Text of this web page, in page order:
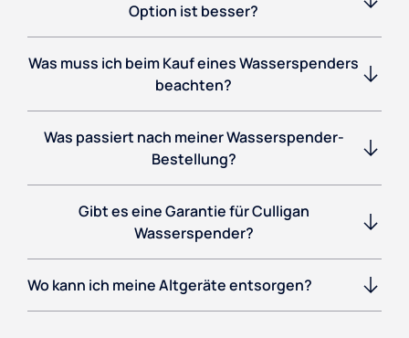
Option ist besser?
Was muss ich beim Kauf eines Wasserspenders
beachten?
Was passiert nach meiner Wasserspender-
Bestellung?
Gibt es eine Garantie für Culligan
Wasserspender?
Wo kann ich meine Altgeräte entsorgen?